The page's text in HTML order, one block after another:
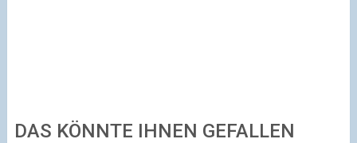
DAS KÖNNTE IHNEN GEFALLEN